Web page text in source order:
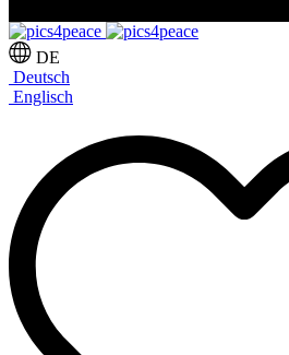
DE
Deutsch
Englisch